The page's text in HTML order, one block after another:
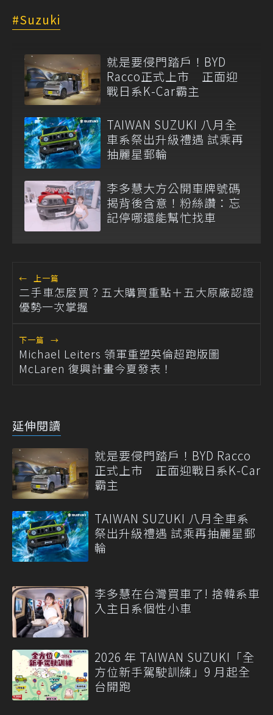
Suzuki
就是要侵門踏戶！BYD
Racco正式上市 正面迎
戰日系K-Car霸主
TAIWAN SUZUKI 八月全
車系祭出升級禮遇 試乘再
抽麗星郵輪
李多慧大方公開車牌號碼
揭背後含意！粉絲讚：忘
記停哪還能幫忙找車
← 上一篇
二手車怎麼買？五大購買重點＋五大原廠認證
優勢一次掌握
下一篇 →
Michael Leiters 領軍重塑英倫超跑版圖
McLaren 復興計畫今夏發表！
延伸閱讀
就是要侵門踏戶！BYD Racco
正式上市 正面迎戰日系K-Car
霸主
TAIWAN SUZUKI 八月全車系
祭出升級禮遇 試乘再抽麗星郵
輪
李多慧在台灣買車了! 捨韓系車
入主日系個性小車
2026 年 TAIWAN SUZUKI「全
方位新手駕駛訓練」9 月起全
台開跑